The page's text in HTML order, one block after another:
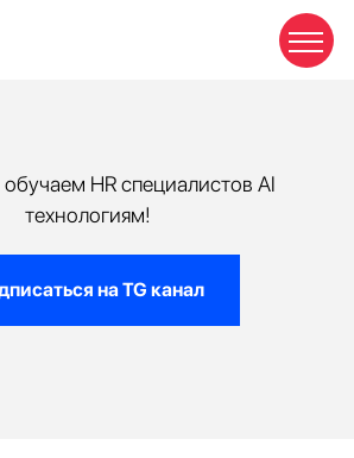
HR специалистов AI
технологиям!
на TG канал